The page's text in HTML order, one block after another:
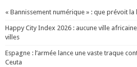
« Bannissement numérique » : que prévoit la
Happy City Index 2026 : aucune ville
villes
Espagne : l’armée lance une vaste traque
Ceuta